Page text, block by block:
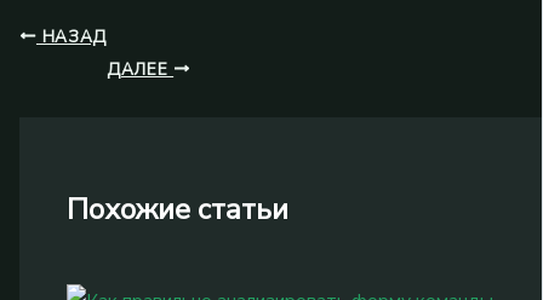
НАЗАД
ДАЛЕЕ
Похожие статьи